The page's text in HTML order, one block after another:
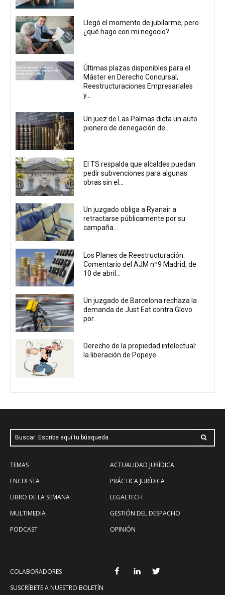
Llegó el momento de jubilarme, pero
¿qué hago con mi negocio?
Últimas plazas disponibles para el
Máster en Derecho Concursal,
Reestructuraciones Empresariales
y...
Un juez de Las Palmas dicta un auto
pionero de denegación de...
El TS respalda que alcaldes puedan
pedir subvenciones para algunas
obras sin el...
Un juzgado obliga a Ryanair a
retractarse públicamente por su
campaña...
Los Planes de Reestructuración.
Comentario del AJM nº9 Madrid, de
10 de abril...
Un juzgado de Barcelona rechaza la
demanda de Just Eat contra Glovo
por...
Derecho de la propiedad intelectual:
la liberación de Popeye
Buscar: Escribe aquí tu búsqueda
TEMAS
ENCUESTA
LIBRO DE LA SEMANA
MULTIMEDIA
PODCAST
ACTUALIDAD JURÍDICA
PRÁCTICA JURÍDICA
LEGALTECH
GESTIÓN DEL DESPACHO
OPINIÓN
COLABORADORES
SUSCRÍBETE A NUESTRO BOLETÍN